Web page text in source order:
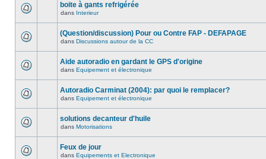
boite à gants refrigérée
dans Interieur
(Question/discussion) Pour ou Contre FAP - DEFAPAGE
dans Discussions autour de la CC
Aide autoradio en gardant le GPS d'origine
dans Equipement et électronique
Autoradio Carminat (2004): par quoi le remplacer?
dans Equipement et électronique
solutions decanteur d'huile
dans Motorisations
Feux de jour
dans Equipements et Electronique